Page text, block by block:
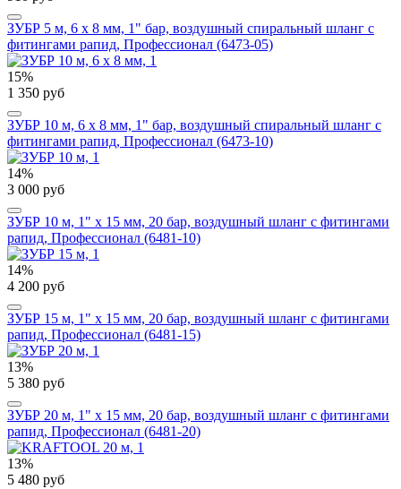
ЗУБР 5 м, 6 х 8 мм, 1" бар, воздушный спиральный шланг с
фитингами рапид, Профессионал (6473-05)
15%
1 350 руб
ЗУБР 10 м, 6 х 8 мм, 1" бар, воздушный спиральный шланг с
фитингами рапид, Профессионал (6473-10)
14%
3 000 руб
ЗУБР 10 м, 1" х 15 мм, 20 бар, воздушный шланг с фитингами
рапид, Профессионал (6481-10)
14%
4 200 руб
ЗУБР 15 м, 1" х 15 мм, 20 бар, воздушный шланг с фитингами
рапид, Профессионал (6481-15)
13%
5 380 руб
ЗУБР 20 м, 1" х 15 мм, 20 бар, воздушный шланг с фитингами
рапид, Профессионал (6481-20)
13%
5 480 руб